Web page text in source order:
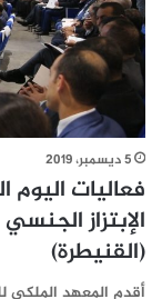
5 ديسمبر، 2019
فعاليات
الإبتزاز
(القنيطرة)
أقدم المعهد الملكي